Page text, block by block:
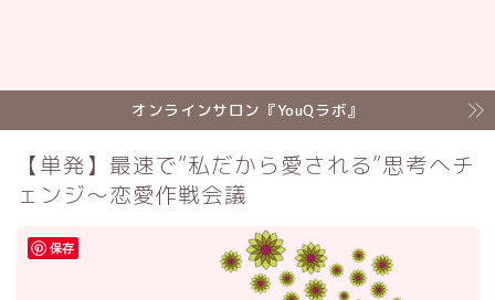
オンラインサロン『YouQラボ』
【単発】最速で”私だから愛される”思考へチ
ェンジ～恋愛作戦会議
保存